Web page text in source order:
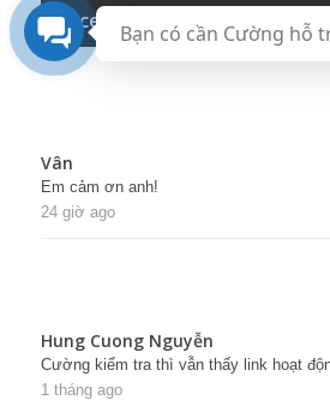
Recent Comments
Vân
Em cảm ơn anh!
24 giờ ago
Hung Cuong Nguyễn
Cường kiểm tra thì vẫn thấy link hoạt
1 tháng ago
Bạn có cần Cường hỗ